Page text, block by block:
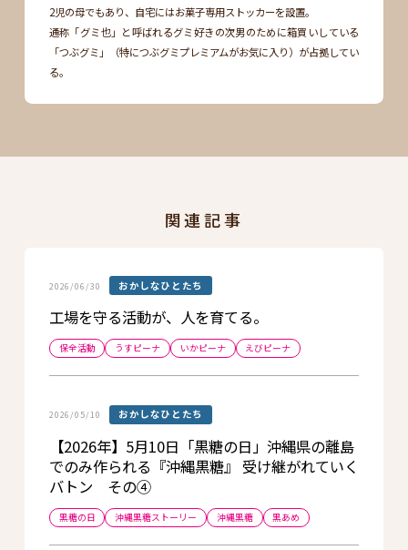
2児の母でもあり、自宅にはお菓子専用ストッカーを設置。
通称「グミ也」と呼ばれるグミ好きの次男のために箱買いしている
「つぶグミ」（特につぶグミプレミアムがお気に入り）が占拠してい
る。
関連記事
2026/06/30 おかしなひとたち
工場を守る活動が、人を育てる。
保全活動 うすピーナ いかピーナ えびピーナ
2026/05/10 おかしなひとたち
【2026年】5月10日「黒糖の日」沖縄県の離島
でのみ作られる『沖縄黒糖』 受け継がれていく
バトン その④
黒糖の日 沖縄黒糖ストーリー 沖縄黒糖 黒あめ